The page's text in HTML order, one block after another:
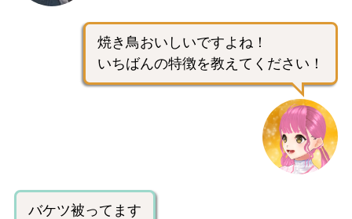
焼き鳥おいしいですよね！
いちばんの特徴を教えてください！
バケツ被ってます